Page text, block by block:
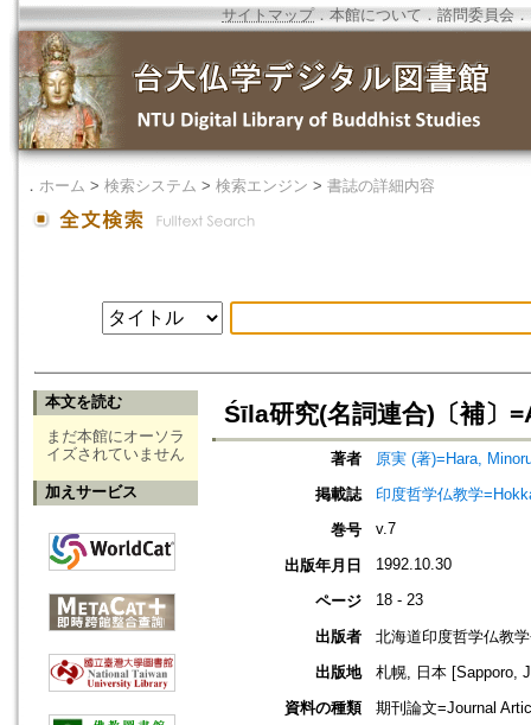
サイトマップ．本館について ． 諮問委員会 ．
． ホーム > 検索システム > 検索エンジン > 書誌の詳細内容
本文を読む
まだ本館にオーソラ
イズされていません
加えサービス
Śīla研究(名詞連合)〔補
著者
原実 (著)=Hara,
掲載誌
印度哲学仏教学
巻号
v.7
出版年月日 1992.10.30
ページ 18 - 23
出版者
北海道印度哲学仏教
出版地
札幌, 日本 [Sapporo,
資料の種類
期刊論文=Journal